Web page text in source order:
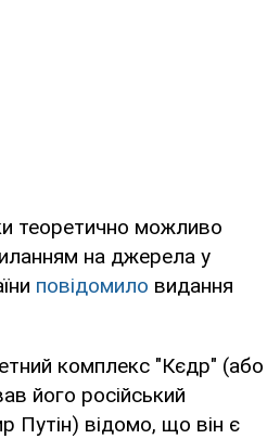
теоретично можливо
на джерела у
повідомило видання
комплекс "Кєдр" (або
його російський
Путін) відомо, що він є